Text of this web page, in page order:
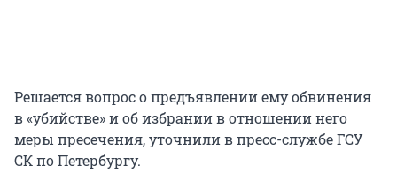
Решается вопрос о предъявлении ему обвинения
в «убийстве» и об избрании в отношении него
меры пресечения, уточнили в пресс-службе ГСУ
СК по Петербургу.